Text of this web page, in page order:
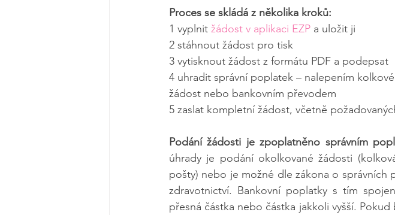
Proces se skládá z několika kroků:
1 vyplnit žádost v aplikaci EZP a uložit ji
2 stáhnout žádost pro tisk
3 vytisknout žádost z formátu PDF a podepsat
4 uhradit správní poplatek – nalepením
žádost nebo bankovním převodem
5 zaslat kompletní žádost, včetně
Podání žádosti je zpoplatněno správním
úhrady je podání okolkované žádosti
pošty) nebo je možné dle zákona o
zdravotnictví. Bankovní poplatky s tím
přesná částka nebo částka jakkoli vyšší.